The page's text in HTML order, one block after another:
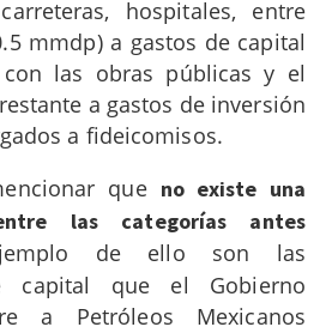
hospitales, entre
mmdp) a gastos de capital
las obras públicas y el
a gastos de inversión
a fideicomisos.
que no existe una
las categorías antes
de ello son las
capital que el Gobierno
a Petróleos Mexicanos